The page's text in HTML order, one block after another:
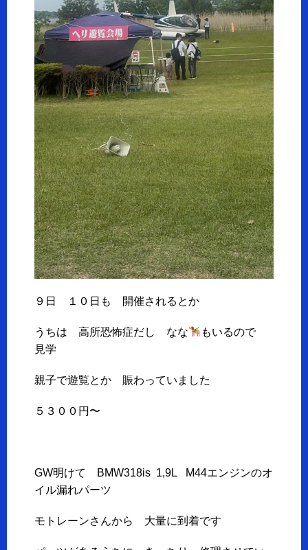
９日 １０日も 開催されるとか
うちは 高所恐怖症だし なな
もいるので
見学
親子で遊覧とか 賑わっていました
５３００円〜
GW明けて BMW318is 1,9L M44エンジンのオ
イル漏れパーツ
モトレーンさんから 大量に到着です